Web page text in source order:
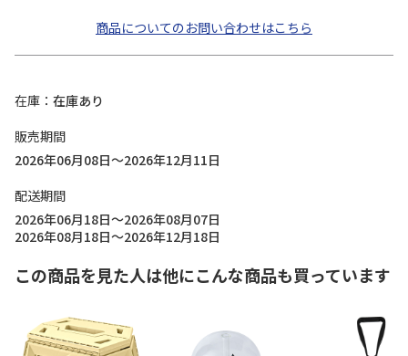
商品についてのお問い合わせはこちら
在庫
在庫あり
販売期間
2026年06月08日～2026年12月11日
配送期間
2026年06月18日～2026年08月07日
2026年08月18日～2026年12月18日
この商品を見た人は他にこんな商品も買っています